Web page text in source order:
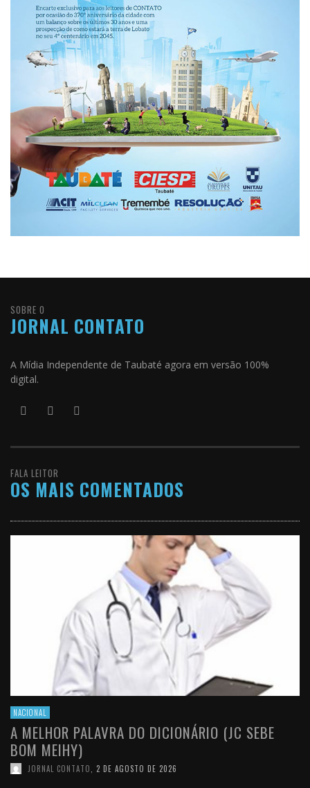
SOBRE O
JORNAL CONTATO
A Mídia Independente de Taubaté agora em versão 100%
digital.
FALA LEITOR
OS MAIS COMENTADOS
NACIONAL
A MELHOR PALAVRA DO DICIONÁRIO (JC SEBE
BOM MEIHY)
JORNAL CONTATO, 2 DE AGOSTO DE 2026